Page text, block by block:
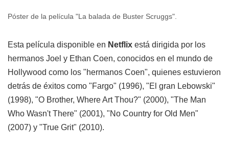
Póster de la película "La balada de Buster Scruggs".
Esta película disponible en Netflix está dirigida por los
hermanos Joel y Ethan Coen, conocidos en el mundo de
Hollywood como los "hermanos Coen", quienes estuvieron
detrás de éxitos como "Fargo" (1996), "El gran Lebowski"
(1998), "O Brother, Where Art Thou?" (2000), "The Man
Who Wasn't There" (2001), "No Country for Old Men"
(2007) y "True Grit" (2010).